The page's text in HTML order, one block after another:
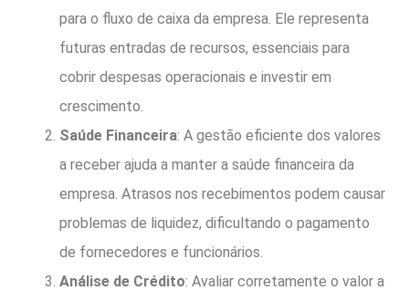
para o fluxo de caixa da empresa. Ele representa
futuras entradas de recursos, essenciais para
cobrir despesas operacionais e investir em
crescimento.
Saúde Financeira: A gestão eficiente dos valores
a receber ajuda a manter a saúde financeira da
empresa. Atrasos nos recebimentos podem causar
problemas de liquidez, dificultando o pagamento
de fornecedores e funcionários.
Análise de Crédito: Avaliar corretamente o valor a